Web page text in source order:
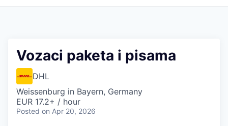
Vozaci paketa i pisama
DHL
Weissenburg in Bayern, Germany
EUR 17.2+ / hour
Posted on Apr 20, 2026